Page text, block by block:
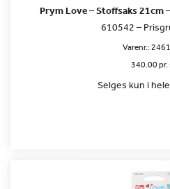
Prym Love – Stoffsaks 21cm
610542 –
Varenr.:
340.00
Selges kun i